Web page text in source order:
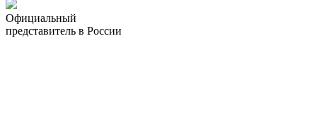
Официальный
представитель в России